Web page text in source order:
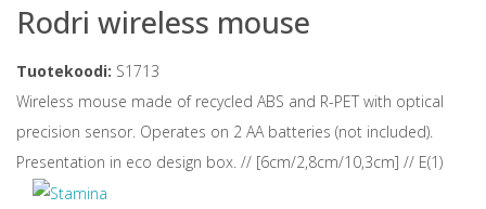
Rodri wireless mouse
Tuotekoodi: S1713
Wireless mouse made of recycled ABS and R-PET with optical
precision sensor. Operates on 2 AA batteries (not included).
Presentation in eco design box. // [6cm/2,8cm/10,3cm] // E(1)